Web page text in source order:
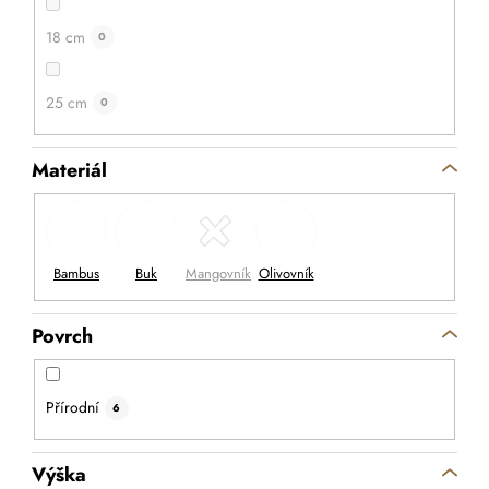
18 cm 0
25 cm 0
Materiál
Povrch
Přírodní 6
Výška